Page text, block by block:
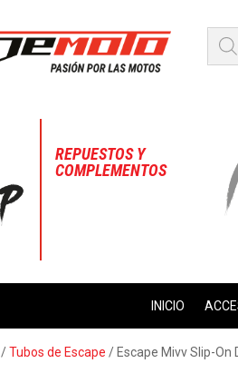
de
REPUESTOS Y
COMPLEMENTOS
INICIO
/Tubos de Escape / Escape Mivv Slip-On